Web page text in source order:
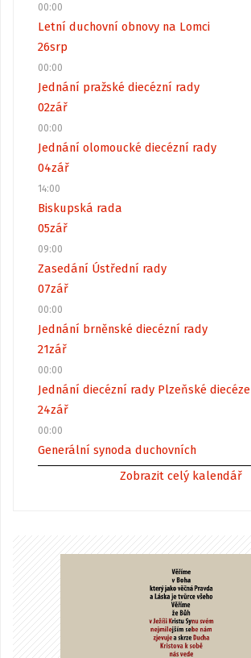
00:00
Letní duchovní obnovy na Lomci
26srp
00:00
Jednání pražské diecézní rady
02zář
00:00
Jednání olomoucké diecézní rady
04zář
14:00
Biskupská rada
05zář
09:00
Zasedání Ústřední rady
07zář
00:00
Jednání brněnské diecézní rady
21zář
00:00
Jednání diecézní rady Plzeňské diecéze
24zář
00:00
Generální synoda duchovních
Zobrazit celý kalendář